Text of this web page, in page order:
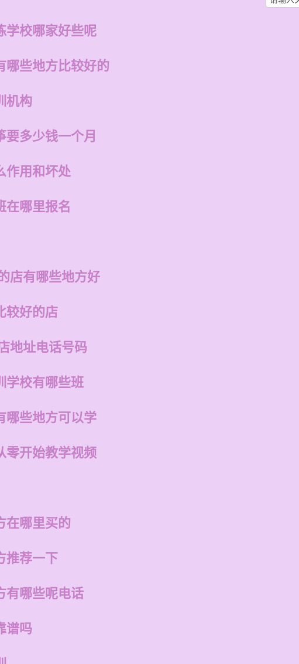
学校哪家好些呢
哪些地方比较好的
机构
要多少钱一个月
作用和坏处
在哪里报名
店有哪些地方好
较好的店
地址电话号码
学校有哪些班
哪些地方可以学
零开始教学视频
在哪里买的
推荐一下
有哪些呢电话
谱吗